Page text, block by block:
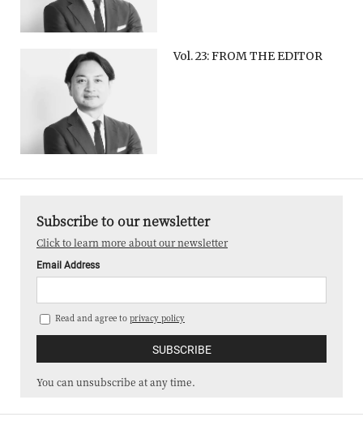
Vol. 23: FROM THE EDITOR
Subscribe to our newsletter
Click to learn more about our newsletter
Email Address
Read and agree to privacy policy
You can unsubscribe at any time.